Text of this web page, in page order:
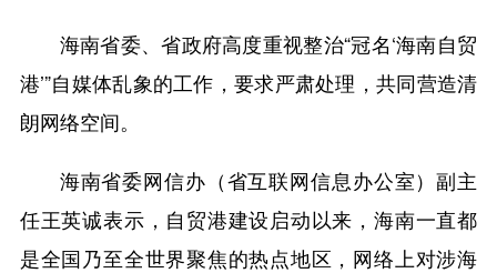
海南省委、省政府高度重视整治“冠名‘海南自贸
港’”自媒体乱象的工作，要求严肃处理，共同营造清
朗网络空间。
海南省委网信办（省互联网信息办公室）副主
任王英诚表示，自贸港建设启动以来，海南一直都
是全国乃至全世界聚焦的热点地区，网络上对涉海